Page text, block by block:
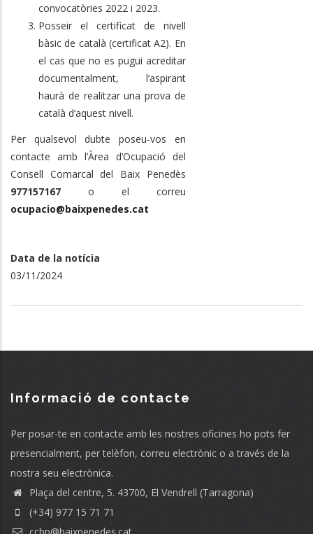
convocatòries 2022 i 2023.
Posseir el certificat de nivell
bàsic de català (certificat A2). En
el cas que no es pugui acreditar
documentalment, l’aspirant
haurà de realitzar una prova de
català d’aquest nivell.
Per qualsevol dubte poseu-vos en
contacte amb l’Àrea d’Ocupació del
Consell Comarcal del Baix Penedès
977157167 o el correu
ocupacio@baixpenedes.cat
Data de la notícia
03/11/2024
Informació de contacte
Per posar-te en contacte amb les nostres oficines ho pots fer
presencialment, per telèfon, correu electrònic o a través de la
nostra seu electrònica.
Plaça del centre, 5. 43700, El Vendrell (Tarragona)
(+34) 977 15 71 71